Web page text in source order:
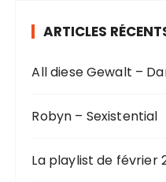
ARTICLES
All diese Gewalt –
Robyn – Sexistential
La playlist de février